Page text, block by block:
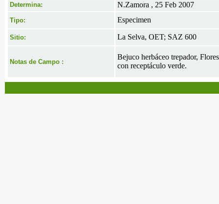
Determina: N.Zamora , 25 Feb 2007
Tipo: Especimen
Sitio: La Selva, OET; SAZ 600
Notas de Campo :
Bejuco herbáceo trepador,
con receptáculo verde.